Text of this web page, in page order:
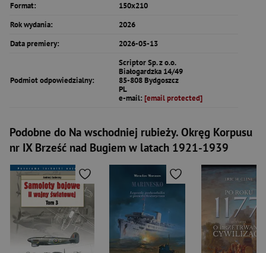
Format:
150x210
Rok wydania:
2026
Data premiery:
2026-05-13
Podmiot odpowiedzialny:
Scriptor Sp. z o.o.
Białogardzka 14/49
85-808 Bydgoszcz
PL
e-mail: [email protected]
Podobne do Na wschodniej rubieży. Okręg Korpusu
nr IX Brześć nad Bugiem w latach 1921-1939